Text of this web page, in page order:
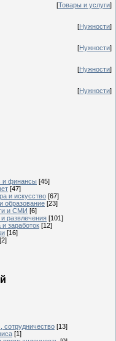
[Товары и услуги]
[Нужности]
[Нужности]
[Нужности]
[Нужности]
и финансы [45]
[47]
и искусство [67]
образование [23]
и СМИ [6]
развлечения [101]
и заработок [12]
[16]
[2]
сотрудничество [13]
[1]